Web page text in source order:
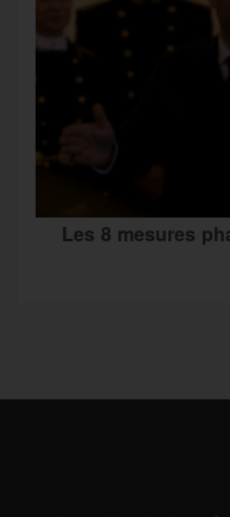
Les 8 mesures